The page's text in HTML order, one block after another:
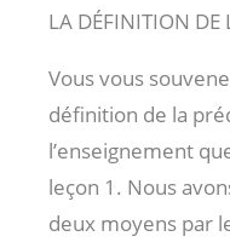
LA DÉFINITION DE
Vous vous
définition de la
l’enseignement
leçon 1. Nous
deux moyens par